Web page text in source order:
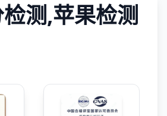
测,苹果检测